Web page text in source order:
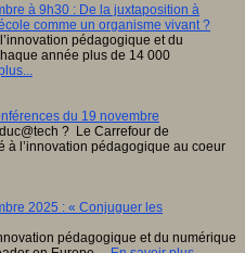
à 9h30 : De la juxtaposition à
comme un organisme vivant ?
pédagogique et du
année plus de 14 000
du 19 novembre
? Le Carrefour de
à l’innovation pédagogique au coeur
2025 : « Conjuguer les
pédagogique et du numérique